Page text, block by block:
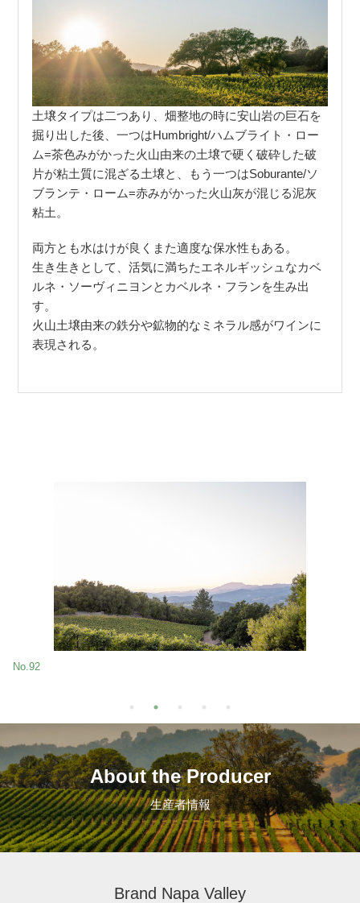
土壌タイプは二つあり、畑整地の時に安山岩の巨石を
掘り出した後、一つはHumbright/ハムブライト・ロー
ム=茶色みがかった火山由来の土壌で硬く破砕した破
片が粘土質に混ざる土壌と、もう一つはSoburante/ソ
ブランテ・ローム=赤みがかった火山灰が混じる泥灰
粘土。
両方とも水はけが良くまた適度な保水性もある。
生き生きとして、活気に満ちたエネルギッシュなカベ
ルネ・ソーヴィニヨンとカベルネ・フランを生み出
す。
火山土壌由来の鉄分や鉱物的なミネラル感がワインに
表現される。
No.92
About the Producer
生産者情報
Brand Napa Valley